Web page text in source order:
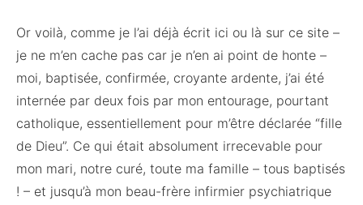
Or voilà, comme je l’ai déjà écrit ici ou là sur ce site –
je ne m’en cache pas car je n’en ai point de honte –
moi, baptisée, confirmée, croyante ardente, j’ai été
internée par deux fois par mon entourage, pourtant
catholique, essentiellement pour m’être déclarée “fille
de Dieu”. Ce qui était absolument irrecevable pour
mon mari, notre curé, toute ma famille – tous baptisés
! – et jusqu’à mon beau-frère infirmier psychiatrique